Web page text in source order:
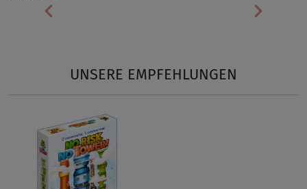
Vorherige
UNSERE EMPFEHLUNGEN